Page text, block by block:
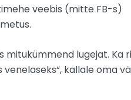
veebis (mitte FB-s)
mitukümmend lugejat. Ka
kallale oma